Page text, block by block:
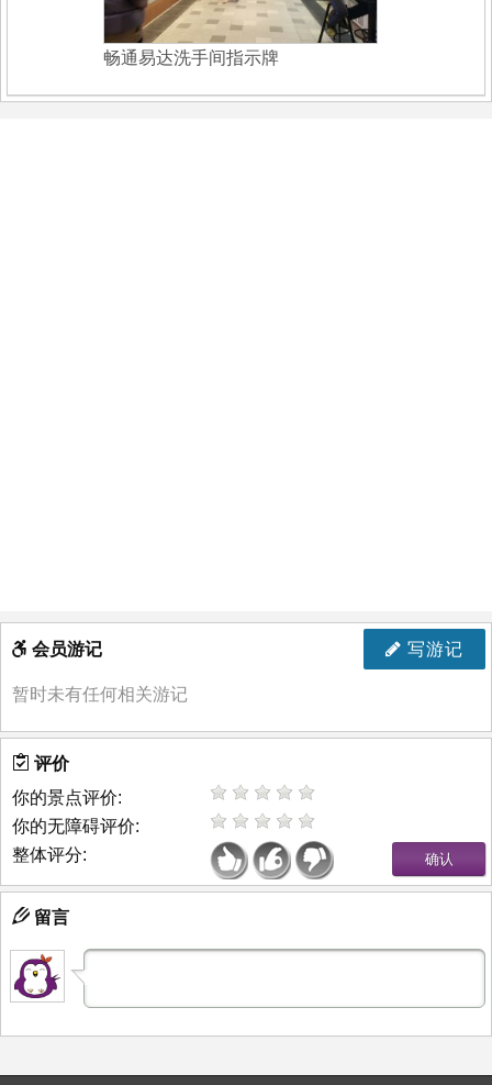
畅通易达洗手间指示牌
写游记
会员游记
暂时未有任何相关游记
评价
你的景点评价:
你的无障碍评价:
整体评分:
留言